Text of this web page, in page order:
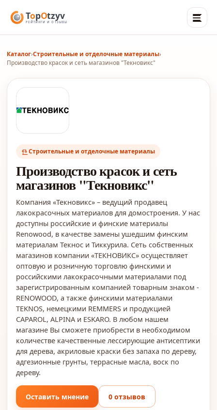
Каталог›Строительные и отделочные материалы›
Производство красок и сеть магазинов "Текновикс"
Строительные и отделочные материалы
Производство красок и сеть
магазинов "Текновикс"
Компания «Текновикс» – ведущий продавец
лакокрасочных материалов для домостроения. У нас
доступны российские и финские материалы
Renowood, в качестве замены ушедшим финским
материалам Текнос и Тиккурила. Сеть собственных
магазинов компании «ТЕКНОВИКС» осуществляет
оптовую и розничную торговлю финскими и
российскими лакокрасочными материалами под
зарегистрированным компанией товарным знаком -
RENOWOOD, а также финскими материалами
TEKNOS, немецкими REMMERS и продукцией
CAPAROL, ALPINA и ESKARO. В любом нашем
магазине Вы сможете приобрести в необходимом
количестве качественные лессирующие антисептики
для дерева, акриловые краски без запаха по дереву,
адгезионные грунты, террасные масла, воск по
дереву.
Оставить мнение 0 отзывов